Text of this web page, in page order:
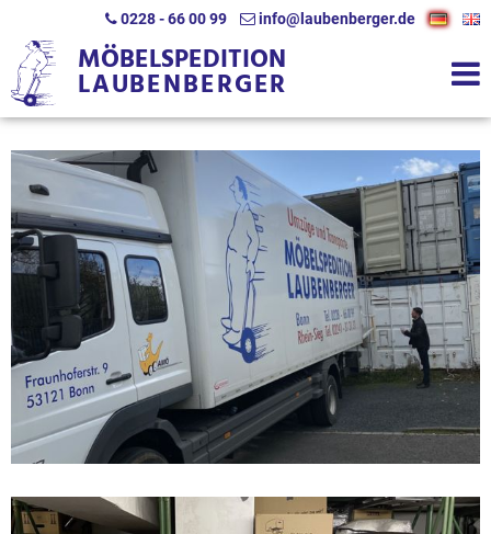
0228 - 66 00 99 info@laubenberger.de
MÖBELSPEDITION
LAUBENBERGER